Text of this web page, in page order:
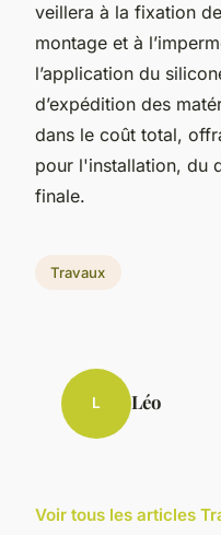
veillera à la fixation
montage et à
l’application du
d’expédition des
dans le coût total,
pour l'installation, du
finale.
Travaux
L Léo
Voir tous les articles